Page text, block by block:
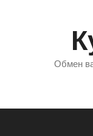
Обмен